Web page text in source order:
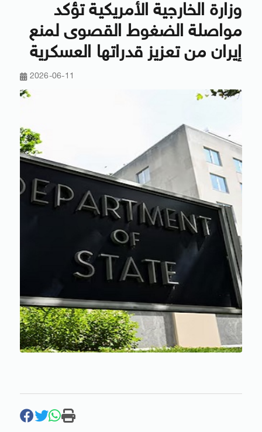
وزارة الخارجية الأمريكية تؤكد
مواصلة الضغوط القصوى لمنع
إيران من تعزيز قدراتها العسكرية
2026-06-11